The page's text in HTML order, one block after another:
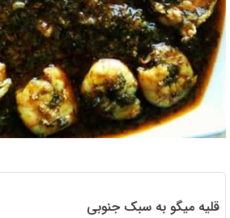
قلیه میگو به سبک جنوبی